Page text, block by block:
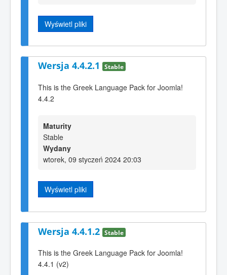
Wyświetl pliki
Wersja 4.4.2.1 Stable
This is the Greek Language Pack for Joomla!
4.4.2
Maturity
Stable
Wydany
wtorek, 09 styczeń 2024 20:03
Wyświetl pliki
Wersja 4.4.1.2 Stable
This is the Greek Language Pack for Joomla!
4.4.1 (v2)